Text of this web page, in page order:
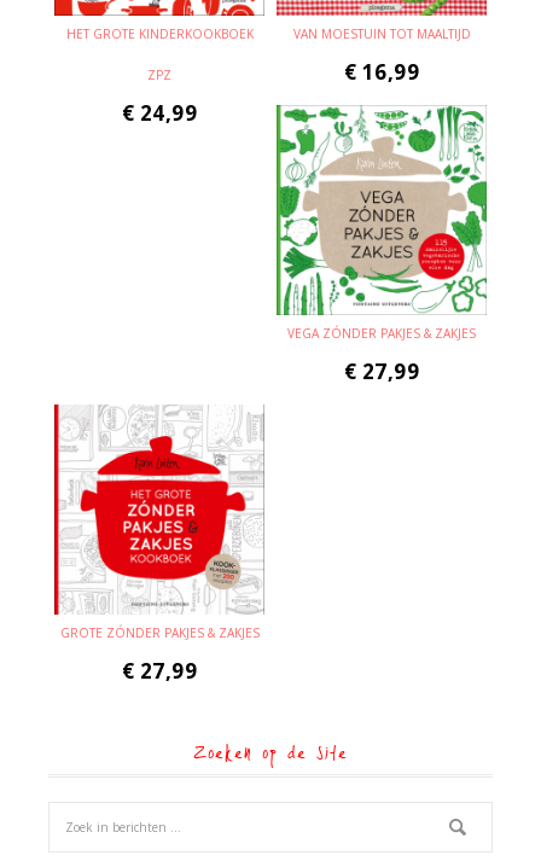
HET GROTE KINDERKOOKBOEK
ZPZ
€ 24,99
VAN MOESTUIN TOT MAALTIJD
€ 16,99
VEGA ZÓNDER PAKJES & ZAKJES
€ 27,99
GROTE ZÓNDER PAKJES & ZAKJES
€ 27,99
Zoeken op de site